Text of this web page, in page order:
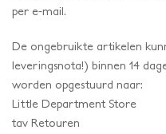
per e-mail.
De ongebruikte artikelen
leveringsnota!) binnen 14
worden opgestuurd naar:
Little Department Store
tav Retouren